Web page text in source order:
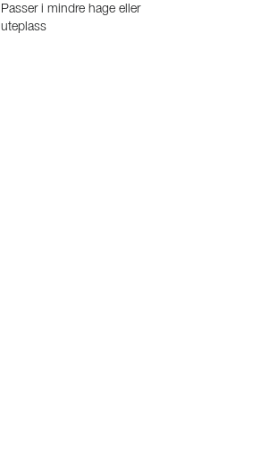
Passer i mindre hage eller
uteplass